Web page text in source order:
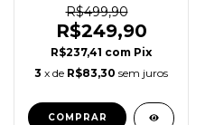
R$499,90
R$249,90
R$237,41 com Pix
3 x de R$83,30 sem juros
COMPRAR